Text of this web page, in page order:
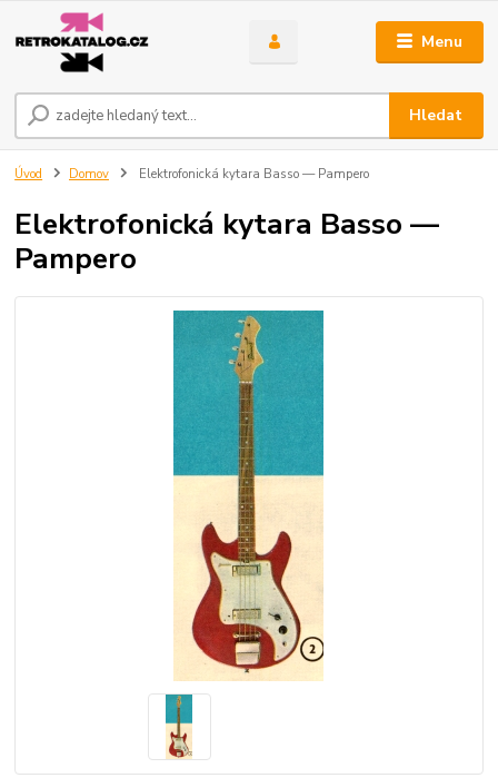
Menu
Hledat
Úvod Domov Elektrofonická kytara Basso — Pampero
Elektrofonická kytara Basso —
Pampero